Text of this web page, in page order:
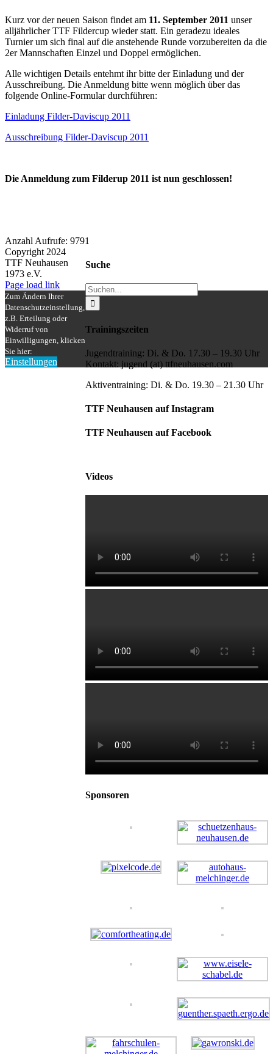
Kurz vor der neuen Saison findet am 11. September 2011 unser
alljährlicher TTF Fildercup wieder statt. Ein geradezu ideales
Turnier um sich final auf die anstehende Runde vorzubereiten da die
2er Mannschaften Einzel und Doppel ermöglichen.
Alle wichtigen Details entehmt ihr bitte der Einladung und der
Ausschreibung. Die Anmeldung bitte wenn möglich über das
folgende Online-Formular durchführen:
Einladung Filder-Daviscup 2011
Ausschreibung Filder-Daviscup 2011
Die Anmeldung zum Filderup 2011 ist nun geschlossen!
Anzahl Aufrufe: 9791
Suche
Suche
nach:
Trainingszeiten
Jugendtraining: Di. & Do. 17.30 – 19.30 Uhr
Kontakt: jugend (at) ttfneuhausen.com
Aktiventraining: Di. & Do. 19.30 – 21.30 Uhr
TTF Neuhausen auf Instagram
TTF Neuhausen auf Facebook
Videos
Sponsoren
Copyright 2024
TTF Neuhausen
1973 e.V.
Facebook
Instagram
Page load link
Zum Ändern Ihrer
Datenschutzeinstellung,
z.B. Erteilung oder
Widerruf von
Einwilligungen, klicken
Sie hier:
Einstellungen